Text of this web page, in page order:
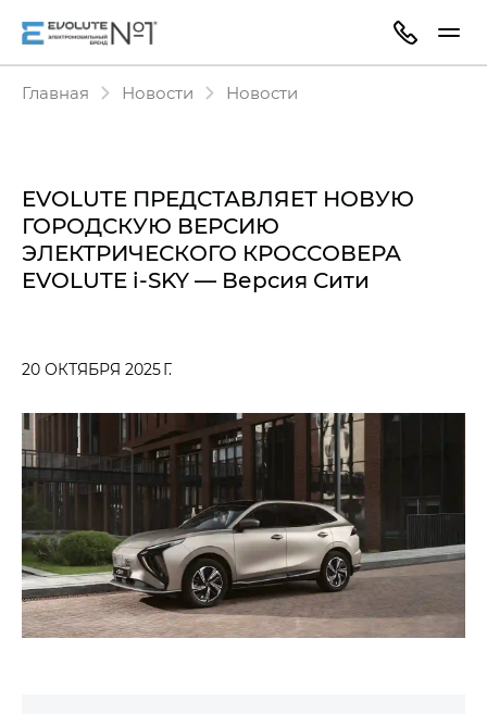
Главная Новости Новости
EVOLUTE ПРЕДСТАВЛЯЕТ НОВУЮ
ГОРОДСКУЮ ВЕРСИЮ
ЭЛЕКТРИЧЕСКОГО КРОССОВЕРА
EVOLUTE i‑SKY — Версия Сити
20 ОКТЯБРЯ 2025 Г.